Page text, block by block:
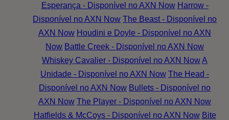
Esperança - Disponível no AXN Now Harrow -
Disponível no AXN Now The Beast - Disponível no
AXN Now Houdini e Doyle - Disponível no AXN
Now Battle Creek - Disponível no AXN Now
Whiskey Cavalier - Disponível no AXN NowA
Unidade - Disponível no AXN Now The Head -
Disponível no AXN Now Bullets - Disponível no
AXN Now The Player - Disponível no AXN Now
Hatfields & McCoys - Disponível no AXN Now Bite